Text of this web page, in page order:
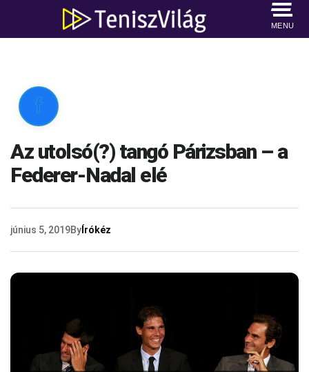
MENU

Az utolsó(?) tangó Párizsban – a
Federer-Nadal elé
június 5, 2019By Írókéz